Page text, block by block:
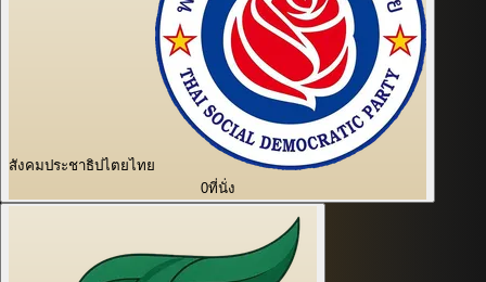
สังคมประชาธิปไตยไทย
0ที่นั่ง